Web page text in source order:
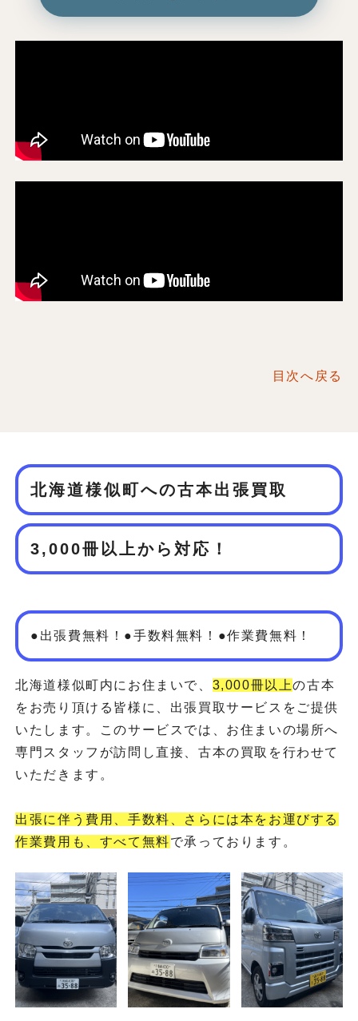
目次へ戻る
北海道様似町への古本出張買取
3,000冊以上から対応！
●出張費無料！●手数料無料！●作業費無料！
北海道様似町内にお住まいで、 3,000冊以上の古本
をお売り頂ける皆様に、出張買取サービスをご提供
いたします。このサービスでは、お住まいの場所へ
専門スタッフが訪問し直接、古本の買取を行わせて
いただきます。
出張に伴う費用、手数料、さらには本をお運びする
作業費用も、すべて無料で承っております。